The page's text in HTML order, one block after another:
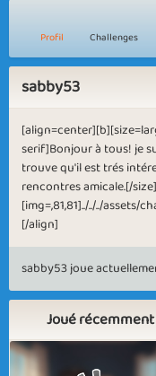
Profil Challenges
sabby53
serif]Bonjour à tous! je
trouve qu'il est trés
rencontres amicale.[/
[img=,81,81]../../../
[/align]
sabby53 joue
Joué récemment